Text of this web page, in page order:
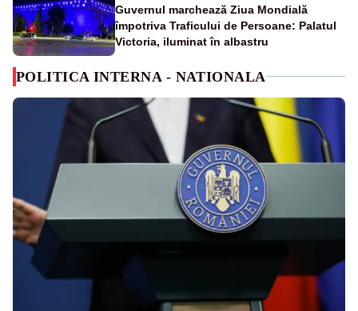
Guvernul marchează Ziua Mondială
împotriva Traficului de Persoane: Palatul
Victoria, iluminat în albastru
POLITICA INTERNA - NATIONALA